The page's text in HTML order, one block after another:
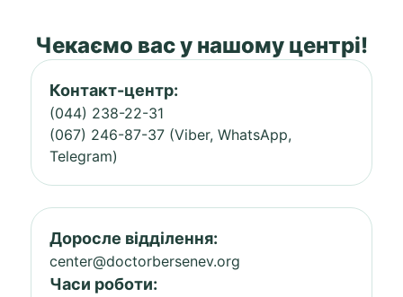
Чекаємо вас у нашому центрі!
Контакт-центр:
(044) 238-22-31
(067) 246-87-37 (Viber, WhatsApp,
Telegram)
Доросле відділення:
center@doctorbersenev.org
Часи роботи: